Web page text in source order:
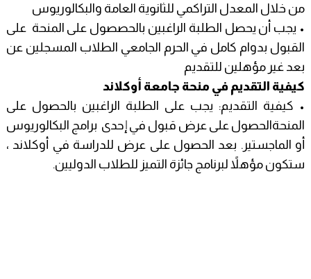
من خلال المعدل التراكمي للثانوية العامة والبكالوريوس
• يجب أن يحصل الطلبة الراغبين بالحصصول على المنحة على
القبول بدوام كامل في الحرم الجامعي الطلاب المسجلين عن
بعد غير مؤهلين للتقديم
كيفية التقديم في منحة جامعة أوكلاند
• كيفية التقديم: يجب على الطلبة الراغبين بالحصول على
المنحةالحصول على عرض قبول في إحدى برامج البكالوريوس
أو الماجستير. بعد الحصول على عرض للدراسة في أوكلاند ،
ستكون مؤهلاً لبرنامج جائزة التميز للطلاب الدوليين.